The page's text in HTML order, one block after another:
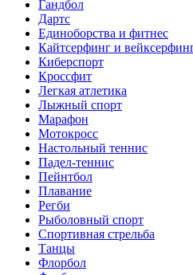
Гандбол
Дартс
Единоборства и фитнес
Кайтсерфинг и
Киберспорт
Кроссфит
Легкая атлетика
Лыжный спорт
Марафон
Мотокросс
Настольный теннис
Падел-теннис
Пейнтбол
Плавание
Регби
Рыболовный спорт
Спортивная стрельба
Танцы
Флорбол